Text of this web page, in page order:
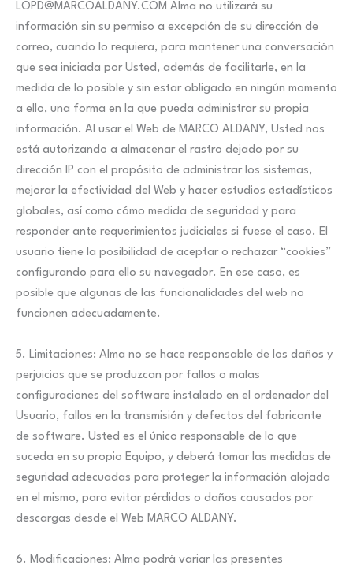
LOPD@MARCOALDANY.COM Alma no utilizará su
información sin su permiso a excepción de su dirección de
correo, cuando lo requiera, para mantener una conversación
que sea iniciada por Usted, además de facilitarle, en la
medida de lo posible y sin estar obligado en ningún momento
a ello, una forma en la que pueda administrar su propia
información. Al usar el Web de MARCO ALDANY, Usted nos
está autorizando a almacenar el rastro dejado por su
dirección IP con el propósito de administrar los sistemas,
mejorar la efectividad del Web y hacer estudios estadísticos
globales, así como cómo medida de seguridad y para
responder ante requerimientos judiciales si fuese el caso. El
usuario tiene la posibilidad de aceptar o rechazar “cookies”
configurando para ello su navegador. En ese caso, es
posible que algunas de las funcionalidades del web no
funcionen adecuadamente.
5. Limitaciones: Alma no se hace responsable de los daños y
perjuicios que se produzcan por fallos o malas
configuraciones del software instalado en el ordenador del
Usuario, fallos en la transmisión y defectos del fabricante
de software. Usted es el único responsable de lo que
suceda en su propio Equipo, y deberá tomar las medidas de
seguridad adecuadas para proteger la información alojada
en el mismo, para evitar pérdidas o daños causados por
descargas desde el Web MARCO ALDANY.
6. Modificaciones: Alma podrá variar las presentes